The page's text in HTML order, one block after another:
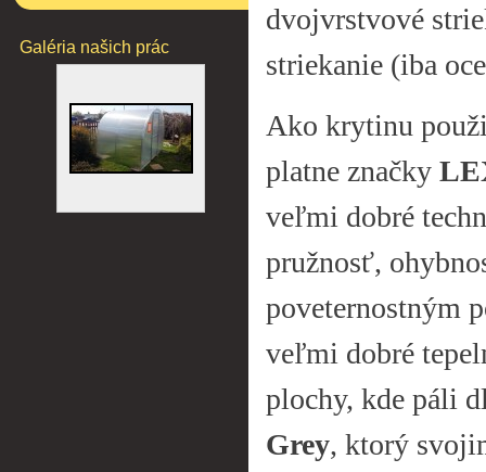
dvojvrstvové
striekanie (iba
Ako krytinu
platne značky
veľmi dobré
pružnosť,
poveternostným
veľmi dobré
plochy, kde páli
Grey, ktorý
Galéria našich prác